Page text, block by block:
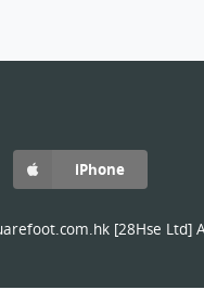
iPhone
[28Hse Ltd]